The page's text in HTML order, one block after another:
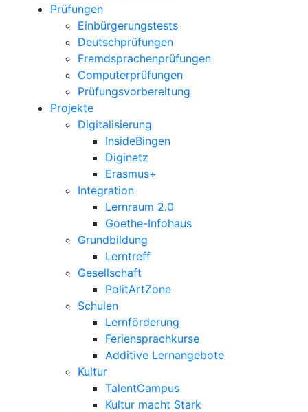
Prüfungen
Einbürgerungstests
Deutschprüfungen
Fremdsprachenprüfungen
Computerprüfungen
Prüfungsvorbereitung
Projekte
Digitalisierung
InsideBingen
Diginetz
Erasmus+
Integration
Lernraum 2.0
Goethe-Infohaus
Grundbildung
Lerntreff
Gesellschaft
PolitArtZone
Schulen
Lernförderung
Feriensprachkurse
Additive Lernangebote
Kultur
TalentCampus
Kultur macht Stark